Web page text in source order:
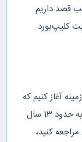
قصد داریم
کلیپ‌بورد
آغاز کنیم که
ClipX نام دارد! آخرین نسخه پایدار این برنامه به حدود 13 سال
کنید،